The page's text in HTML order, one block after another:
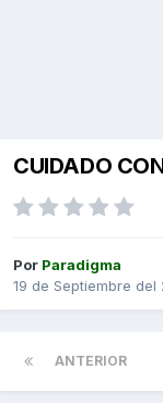
CUIDADO
Por Paradigma
19 de Septiembre del
ANTERIOR